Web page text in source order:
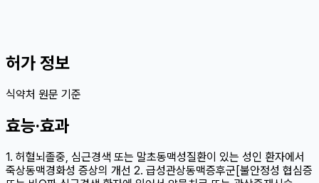
허가 정보
식약처 원문 기준
효능·효과
1. 허혈뇌졸중, 심근경색 또는 말초동맥성질환이 있는 성인 환자에서
죽상동맥경화성 증상의 개선 2. 급성관상동맥증후군[불안정성 협심증